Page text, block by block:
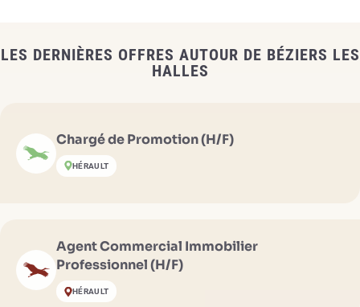
LES DERNIÈRES OFFRES AUTOUR DE BÉZIERS LES
HALLES
Chargé de Promotion (H/F)
HÉRAULT
Agent Commercial Immobilier
Professionnel (H/F)
HÉRAULT